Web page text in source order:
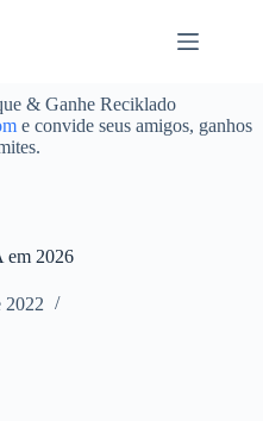
& Ganhe Reciklado
e convide seus amigos, ganhos
em 2026
2022